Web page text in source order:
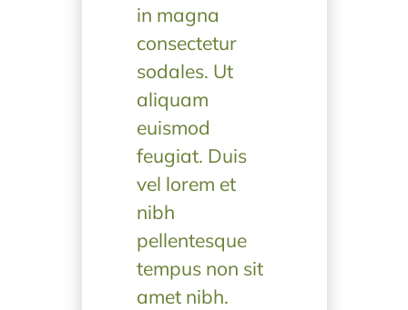
in magna
consectetur
sodales. Ut
aliquam
euismod
feugiat. Duis
vel lorem et
nibh
pellentesque
tempus non sit
amet nibh.